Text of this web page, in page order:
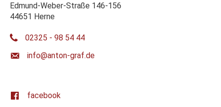
Edmund-Weber-Straße 146-156
44651 Herne
02325 - 98 54 44
ed.farg-notna@ofni
facebook